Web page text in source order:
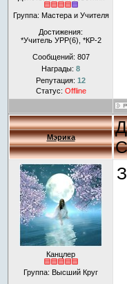
Группа: Мастера и Учителя
Достижения:
*Учитель УРР(6), *КР-2
Сообщений: 807
Награды: 8
Репутация: 12
Статус: Offline
Мэрика
Канцлер
Группа: Высший Круг